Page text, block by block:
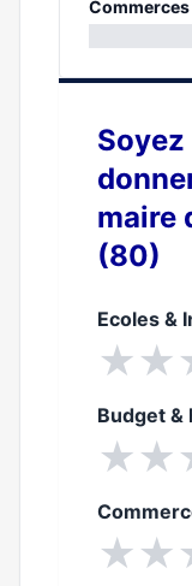
0%
Commerces
maire
(80)
Ecoles &
★★
Budget &
★★
★★